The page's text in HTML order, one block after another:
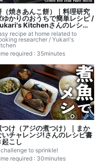
（焼きあんこ餅）｜料理研究
ゆかりのおうちで簡単レシピ /
Kitchenさんのレシピ
き起こし
recipe at home related to
researcher / Yukari's
required : 35minutes
つけ（アジの煮つけ）｜まか
いチャレンジ!さんのレシピ書
起こし
to sprinkle!
required : 30minutes